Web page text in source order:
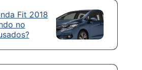
Fit 2018
no